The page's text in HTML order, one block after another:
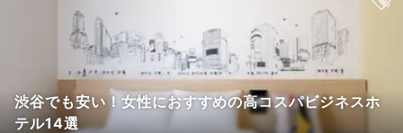
渋谷でも安い！女性におすすめの高コスパビジネスホ
テル14選